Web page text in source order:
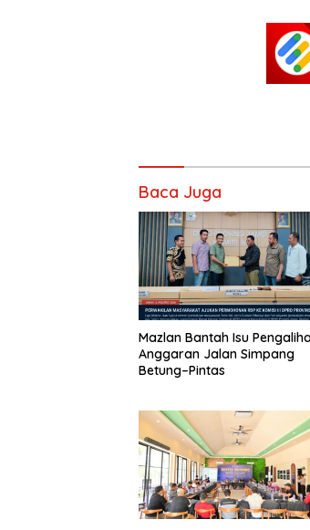
Baca Juga
Mazlan Bantah Isu
Anggaran Jalan Simpang
Betung–Pintas